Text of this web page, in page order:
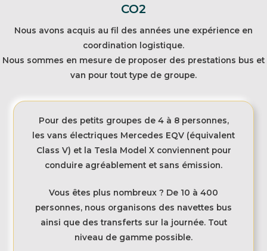
CO2
Nous avons acquis au fil des années une expérience en
coordination logistique.
Nous sommes en mesure de proposer des prestations bus et
van pour tout type de groupe.
Pour des petits groupes de 4 à 8 personnes,
les vans électriques Mercedes EQV (équivalent
Class V) et la Tesla Model X conviennent pour
conduire agréablement et sans émission.
Vous êtes plus nombreux ? De 10 à 400
personnes, nous organisons des navettes bus
ainsi que des transferts sur la journée. Tout
niveau de gamme possible.